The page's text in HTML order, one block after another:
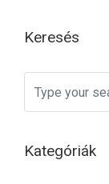
Keresés
Kategóriák